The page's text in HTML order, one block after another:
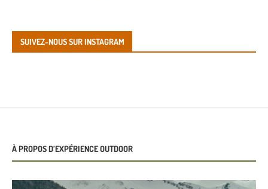
SUIVEZ-NOUS SUR INSTAGRAM
À PROPOS D’EXPÉRIENCE OUTDOOR